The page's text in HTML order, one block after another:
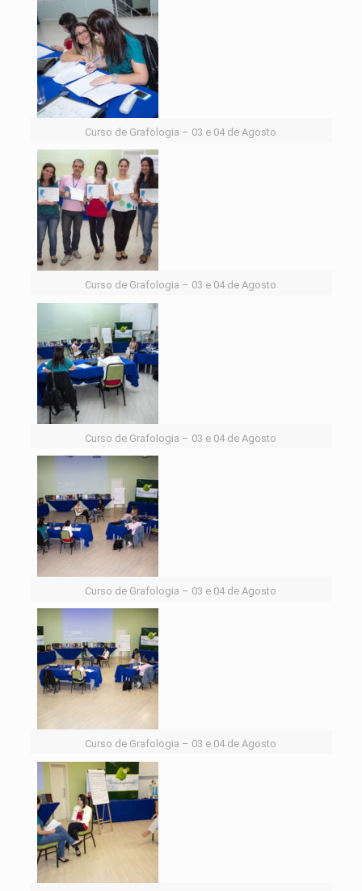
Curso de Grafologia – 03 e 04 de Agosto
Curso de Grafologia – 03 e 04 de Agosto
Curso de Grafologia – 03 e 04 de Agosto
Curso de Grafologia – 03 e 04 de Agosto
Curso de Grafologia – 03 e 04 de Agosto